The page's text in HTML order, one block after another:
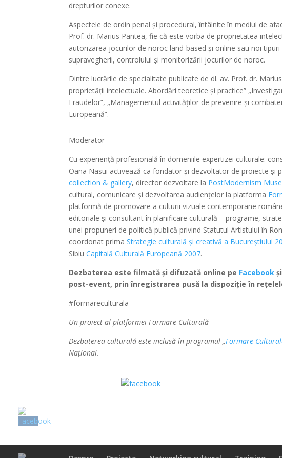
drepturilor conexe.
Aspectele de ordin penal și procedural, întâlnite în mediul de
Prof. dr. Marius Pantea, fie că este vorba de proprietatea
autorizarea jocurilor de noroc land-based și online sau noi
supravegherii, controlului și monitorizării jocurilor de noroc.
Dintre lucrările de specialitate publicate de dl. av. Prof. dr.
proprietății intelectuale. Abordări teoretice și practice”
Fraudelor”, „Managementul activităților de prevenire și
Europeană”.
Moderator
Cu experiență profesională în domeniile expertizei culturale:
Oana Nasui activează ca fondator și dezvoltator de proiecte și
collection & gallery, director dezvoltare la PostModernism
cultural, comunicare și dezvoltarea audiențelor la platforma
platformă de promovare a culturii vizuale contemporane
editoriale și consultant în planificare culturală – programe,
unei propuneri de politică publică privind Statutul Artistului în
coordonat primaStrategie culturală și creativă a Bucureștiului
Sibiu Capitală Culturală Europeană 2007.
Dezbaterea este filmată și difuzată online pe Facebook
post-event, prin înregistrarea pusă la dispoziție în
#formareculturala
Un proiect al platformei Formare Culturală
Dezbaterea culturală este inclusă în programul „Formare
Național.
Share on Facebook